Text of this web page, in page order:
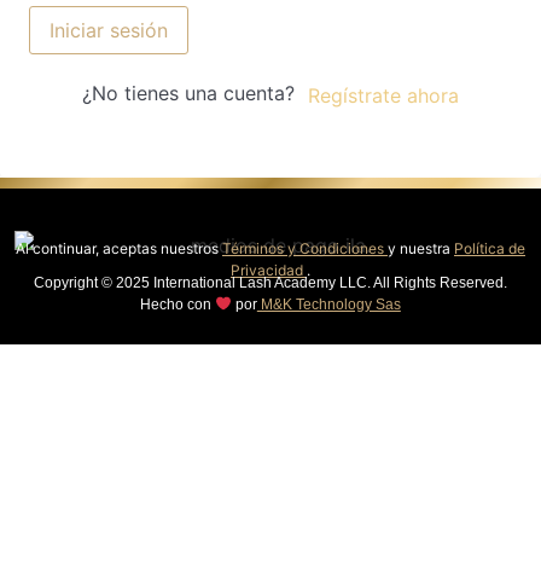
Iniciar sesión
¿No tienes una cuenta? Regístrate ahora
Al continuar, aceptas nuestrosTérminos y Condiciones y nuestra Política de
Privacidad .
Copyright © 2025 International Lash Academy LLC. All Rights Reserved.
Hecho con
porM&K Technology Sas